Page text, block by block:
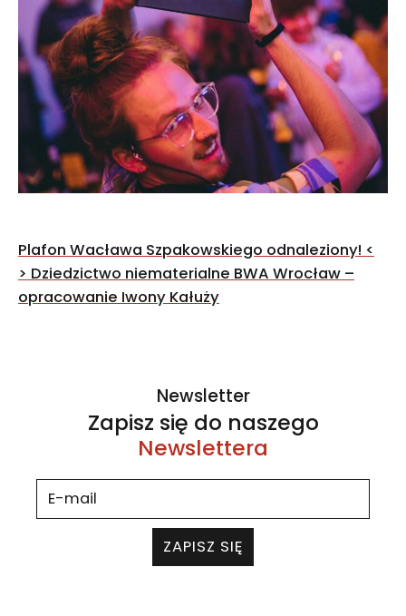
Nawigacja
wpisu
Plafon Wacława Szpakowskiego odnaleziony! <
> Dziedzictwo niematerialne BWA Wrocław –
opracowanie Iwony Kałuży
Newsletter
Zapisz się do naszego
Newslettera
ZAPISZ SIĘ